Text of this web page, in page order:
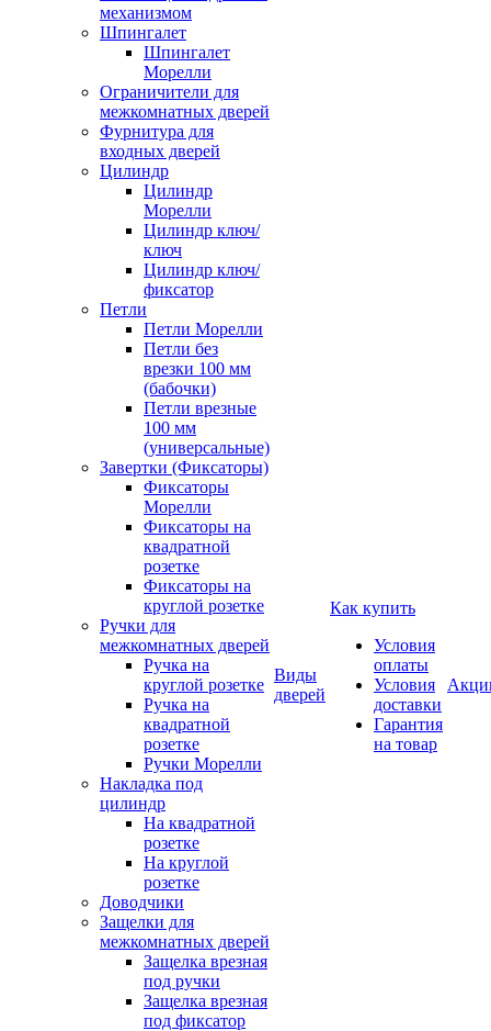
механизмом
Шпингалет
Шпингалет
Морелли
Ограничители для
межкомнатных дверей
Фурнитура для
входных дверей
Цилиндр
Цилиндр
Морелли
Цилиндр ключ/
ключ
Цилиндр ключ/
фиксатор
Петли
Петли Морелли
Петли без
врезки 100 мм
(бабочки)
Петли врезные
100 мм
(универсальные)
Завертки (Фиксаторы)
Фиксаторы
Морелли
Фиксаторы на
квадратной
розетке
Фиксаторы на
круглой розетке
Ручки для
межкомнатных дверей
Ручка на
круглой розетке
Ручка на
квадратной
розетке
Ручки Морелли
Накладка под
цилиндр
На квадратной
розетке
На круглой
розетке
Доводчики
Защелки для
межкомнатных дверей
Защелка врезная
под ручки
Защелка врезная
под фиксатор
Виды
дверей
Как купить
Условия
оплаты
Условия
доставки
Гарантия
на товар